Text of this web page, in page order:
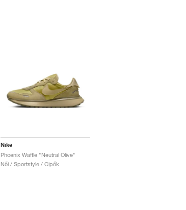
Nike
Phoenix Waffle "Neutral Olive"
Női / Sportstyle / Cipők